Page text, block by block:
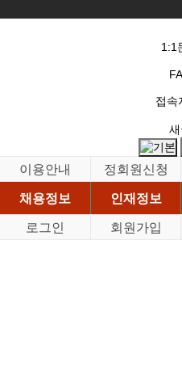
1:1
접속
이용안내 정회원신청
채용정보
인재정보
로그인
회원가입